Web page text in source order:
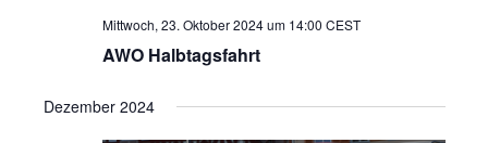
AWO Halbtagsfahrt
Mittwoch, 23. Oktober 2024 um 14:00 CEST
Dezember 2024